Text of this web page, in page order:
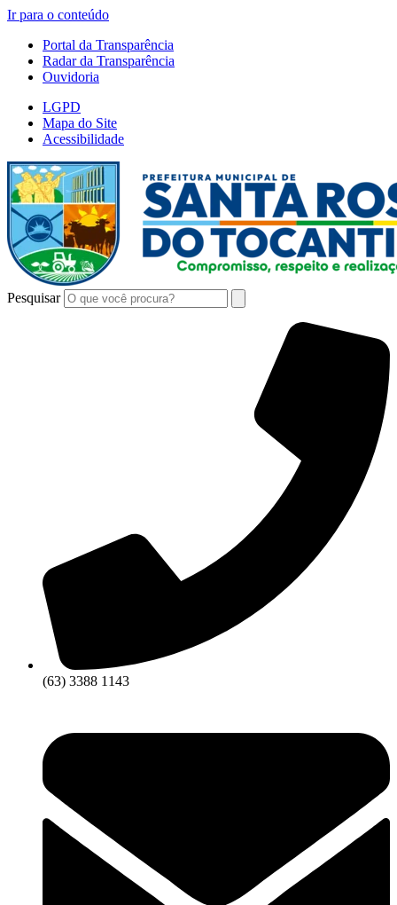
Ir para o conteúdo
Portal da Transparência
Radar da Transparência
Ouvidoria
LGPD
Mapa do Site
Acessibilidade
Pesquisar
(63) 3388 1143